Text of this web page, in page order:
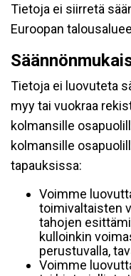
Tietoja ei siirretä
Euroopan
Tietoja ei luovuteta
myy tai vuokraa
kolmansille
kolmansille
tapauksissa:
Voimme
toimivaltaisten
tahojen
kulloinkin
perustuvalla,
Voimme